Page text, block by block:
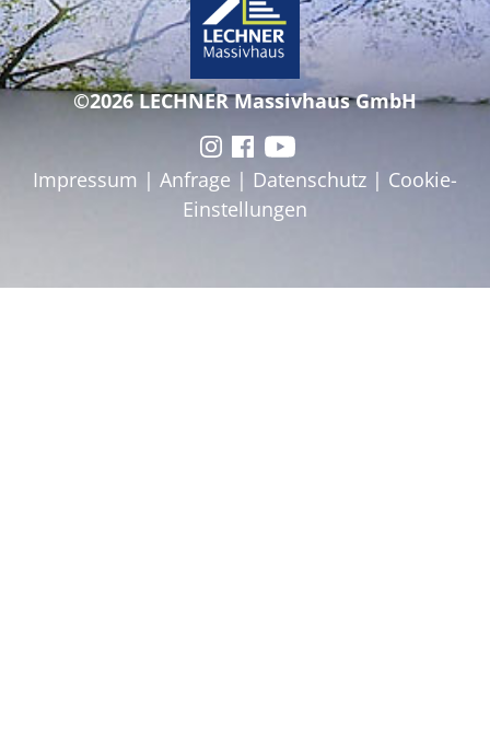
©2026 LECHNER Massivhaus GmbH
Impressum | Anfrage | Datenschutz | Cookie-
Einstellungen